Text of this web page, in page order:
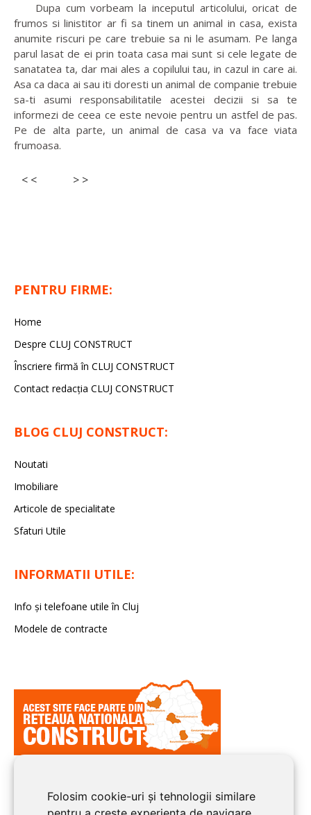
Folosim cookie-uri și tehnologii similare
Dupa cum vorbeam la inceputul articolului, oricat de
frumos si linistitor ar fi sa tinem un animal in casa, exista
anumite riscuri pe care trebuie sa ni le asumam. Pe langa
parul lasat de ei prin toata casa mai sunt si cele legate de
sanatatea ta, dar mai ales a copilului tau, in cazul in care ai.
Asa ca daca ai sau iti doresti un animal de companie trebuie
sa-ti asumi responsabilitatile acestei decizii si sa te
informezi de ceea ce este nevoie pentru un astfel de pas.
Pe de alta parte, un animal de casa va va face viata
frumoasa.
< < > >
PENTRU FIRME:
Home
Despre CLUJ CONSTRUCT
Înscriere firmă în CLUJ CONSTRUCT
Contact redacția CLUJ CONSTRUCT
BLOG CLUJ CONSTRUCT:
Noutati
Imobiliare
Articole de specialitate
Sfaturi Utile
INFORMATII UTILE:
Info și telefoane utile în Cluj
Modele de contracte